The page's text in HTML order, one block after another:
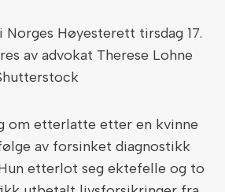
Norges Høyesterett tirsdag 17.
av advokat Therese Lohne
om etterlatte etter en kvinne
av forsinket diagnostikk
etterlot seg ektefelle og to